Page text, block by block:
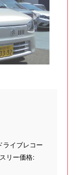
Next
イブレコー
リー価格: